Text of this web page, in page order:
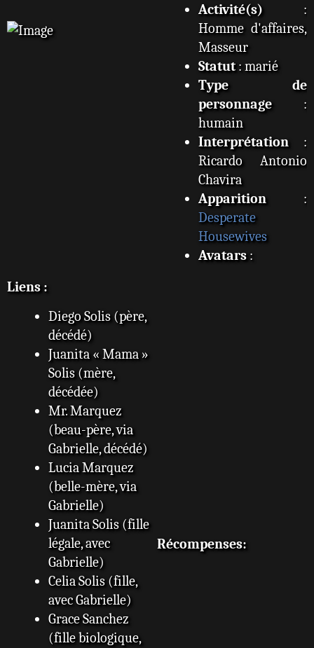
Activité(s) :
Homme d'affaires,
Masseur
Statut: marié
Type de
personnage:
humain
Interprétation:
Ricardo Antonio
Chavira
Apparition:
Desperate
Housewives
Avatars:
Liens :
Diego Solis (père,
décédé)
Juanita « Mama »
Solis (mère,
décédée)
Mr. Marquez
(beau-père, via
Gabrielle, décédé)
Lucia Marquez
(belle-mère, via
Gabrielle)
Juanita Solis (fille
légale, avec
Gabrielle)
Celia Solis (fille,
avec Gabrielle)
Grace Sanchez
(fille biologique,
Récompenses: